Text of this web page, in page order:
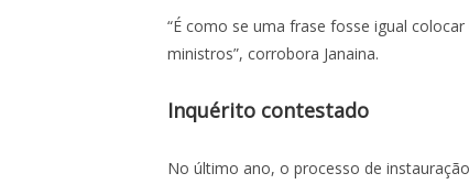
“É como se uma frase fosse igual
ministros”, corrobora Janaina.
Inquérito contestado
No último ano, o processo de